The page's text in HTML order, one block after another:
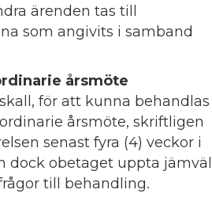
ärenden tas till
som angivits i samband
årsmöte
för att kunna behandlas
årsmöte, skriftligen
senast fyra (4) veckor i
dock obetaget uppta jämväl
till behandling.